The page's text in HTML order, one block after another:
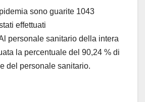
sono guarite 1043
effettuati
personale sanitario della intera
la percentuale del 90,24 % di
del personale sanitario.